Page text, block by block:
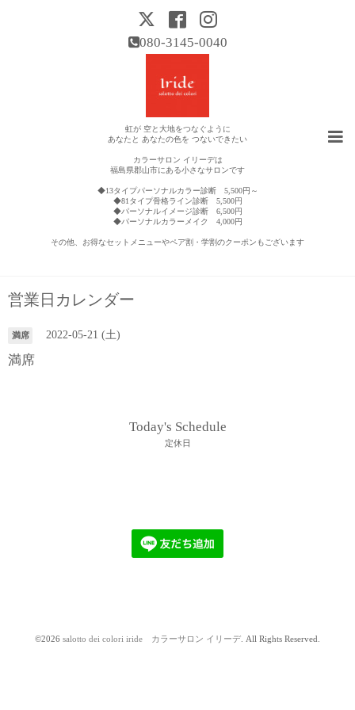
080-3145-0040
虹が 空と大地をつなぐように
あなたと あなたの色を つないできたい
カラーサロン イリーデは
福島県郡山市にある小さなサロンです
◆13タイプパーソナルカラー診断 5,500円～
◆81タイプ骨格ライン診断 5,500円
◆パーソナルイメージ診断 6,500円
◆パーソナルカラーメイク 4,000円
その他、お得なセットメニューやペア割・学割のクーポンもございます
営業日カレンダー
満席 2022-05-21 (土)
満席
Today's Schedule
定休日
©2026 salotto dei colori iride カラーサロン イリーデ. All Rights Reserved.